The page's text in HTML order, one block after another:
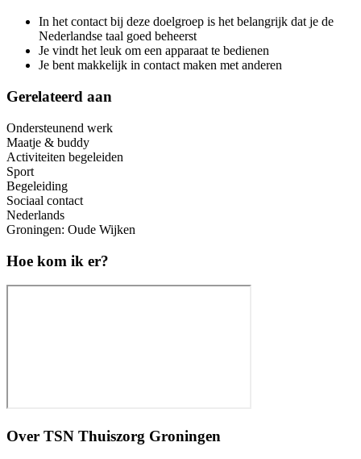
In het contact bij deze doelgroep is het belangrijk dat je de
Nederlandse taal goed beheerst
Je vindt het leuk om een apparaat te bedienen
Je bent makkelijk in contact maken met anderen
Gerelateerd aan
Ondersteunend werk
Maatje & buddy
Activiteiten begeleiden
Sport
Begeleiding
Sociaal contact
Nederlands
Groningen: Oude Wijken
Hoe kom ik er?
Over TSN Thuiszorg Groningen